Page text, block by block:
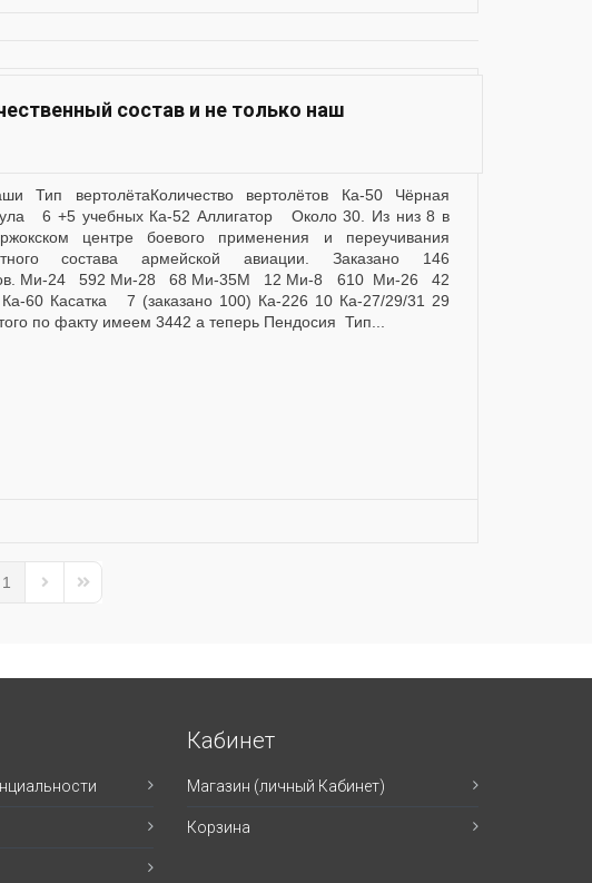
состав и не только наш
6 +5 учебных Ка-52 Аллигатор Около 30. Из низ 8 в
центре боевого применения и переучивания
состава армейской авиации. Заказано 146
Ми-24 592 Ми-28 68 Ми-35М 12 Ми-8 610 Ми-26 42
60 Касатка 7 (заказано 100) Ка-226 10 Ка-27/29/31 29
по факту имеем 3442 а теперь Пендосия Тип...
Page
1
Next PageLast Page
Кабинет
Магазин (личный Кабинет)
Корзина